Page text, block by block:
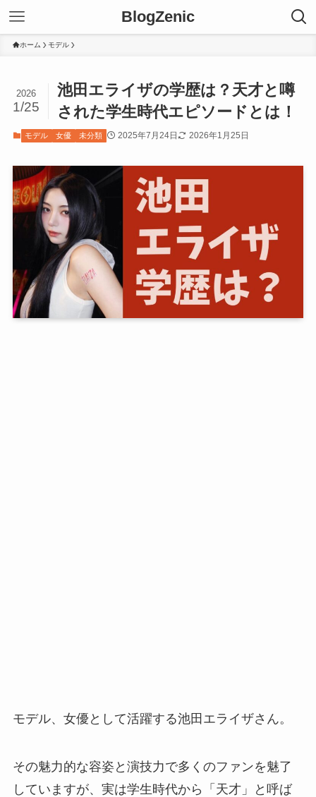
BlogZenic
ホーム モデル
池田エライザの学歴は？天才と噂
された学生時代エピソードとは！
2026
1/25
モデル 女優 未分類 2025年7月24日 2026年1月25日
モデル、女優として活躍する池田エライザさん。
その魅力的な容姿と演技力で多くのファンを魅了
していますが、実は学生時代から「天才」と呼ば